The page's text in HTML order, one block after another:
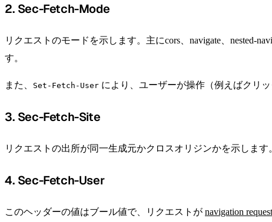
2. Sec-Fetch-Mode
リクエストのモードを示します。主にcors、navigate、nested-
す。
また、 Set-Fetch-User により、ユーザーが操作（例えばクリ
3. Sec-Fetch-Site
リクエストの出所が同一生成元かクロスオリジンかを示します
4. Sec-Fetch-User
このヘッダーの値はブール値で、リクエストが navigation request